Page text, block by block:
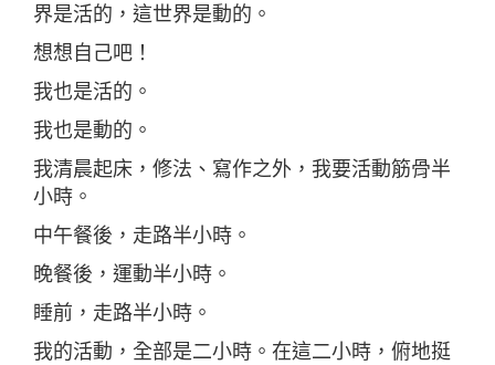
界是活的，這世界是動的。
想想自己吧！
我也是活的。
我也是動的。
我清晨起床，修法、寫作之外，我要活動筋骨半
小時。
中午餐後，走路半小時。
晚餐後，運動半小時。
睡前，走路半小時。
我的活動，全部是二小時。在這二小時，俯地挺